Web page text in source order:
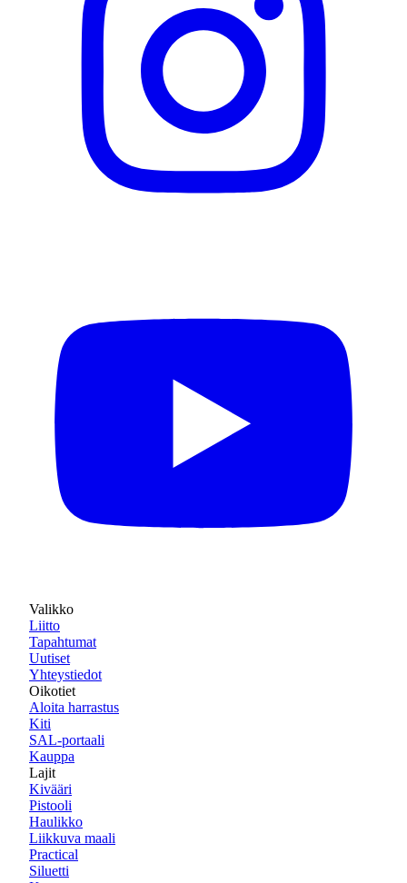
Valikko
Liitto
Tapahtumat
Uutiset
Yhteystiedot
Oikotiet
Aloita harrastus
Kiti
SAL-portaali
Kauppa
Lajit
Kivääri
Pistooli
Haulikko
Liikkuva maali
Practical
Siluetti